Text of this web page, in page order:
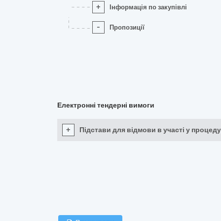
+ Інформація по закупівлі
- Пропозиції
Електронні тендерні вимоги
+ Підстави для відмови в участі у